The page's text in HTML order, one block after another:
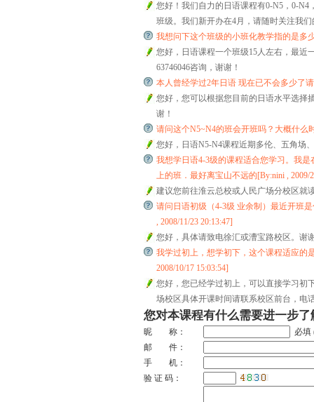
您好！我们自力的日语课程有0-N5，0-
班级。我们新开办在4月，请随时关注我
我想问下这个班级的小班化教学指的是多
您好，日语课程一个班级15人左右，最近
63746046咨询，谢谢！
本人曾经学过2年日语 现在已不会多少了
您好，您可以根据您目前的日语水平选择
谢！
请问这个N5~N4的班会开班吗？大概什么
您好，日语N5-N4课程近期多伦、五角场
我想学日语4-3级的课程适合您学习。我
上的班．最好离宝山不远的[By:nini , 2009/
建议您前往淮云总校或人民广场分校区就
请问日语初级（4-3级 业余制）最近开班
, 2008/11/23 20:13:47]
您好，具体请致电徐汇或漕宝路校区。谢
我学过初上，想学初下，这个课程适应的
2008/10/17 15:03:54]
您好，您已经学过初上，可以直接学习初
场校区具体开课时间请联系校区前台，电
您对本课程有什么需要进一步
昵 称：
必填
邮 件：
手 机：
验 证 码：